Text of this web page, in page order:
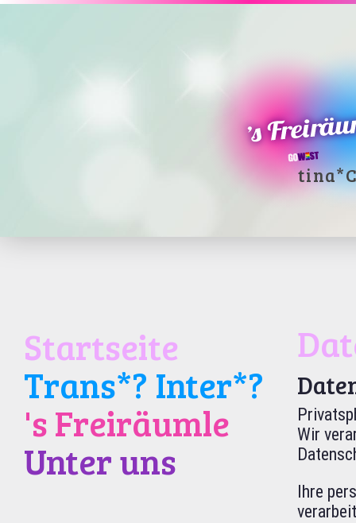
tina*
Startseite
Trans*? Inter*?
's Freiräumle
Unter uns
Wir
Ihre